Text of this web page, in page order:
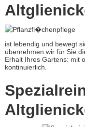
ist lebendig und bewegt
übernehmen wir für Sie
Erhalt Ihres Gartens: mit
kontinuierlich.